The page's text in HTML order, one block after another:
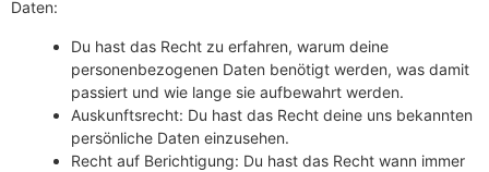
Daten:
Du hast das Recht zu erfahren, warum deine
personenbezogenen Daten benötigt werden, was damit
passiert und wie lange sie aufbewahrt werden.
Auskunftsrecht: Du hast das Recht deine uns bekannten
persönliche Daten einzusehen.
Recht auf Berichtigung: Du hast das Recht wann immer